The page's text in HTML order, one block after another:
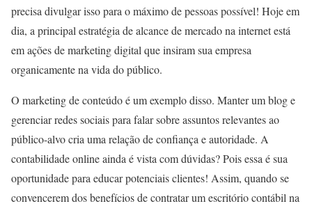
precisa divulgar isso para o máximo de pessoas possível! Hoje em
dia, a principal estratégia de alcance de mercado na internet está
em ações de marketing digital que insiram sua empresa
organicamente na vida do público.
O marketing de conteúdo é um exemplo disso. Manter um blog e
gerenciar redes sociais para falar sobre assuntos relevantes ao
público-alvo cria uma relação de confiança e autoridade. A
contabilidade online ainda é vista com dúvidas? Pois essa é sua
oportunidade para educar potenciais clientes! Assim, quando se
convencerem dos benefícios de contratar um escritório contábil na